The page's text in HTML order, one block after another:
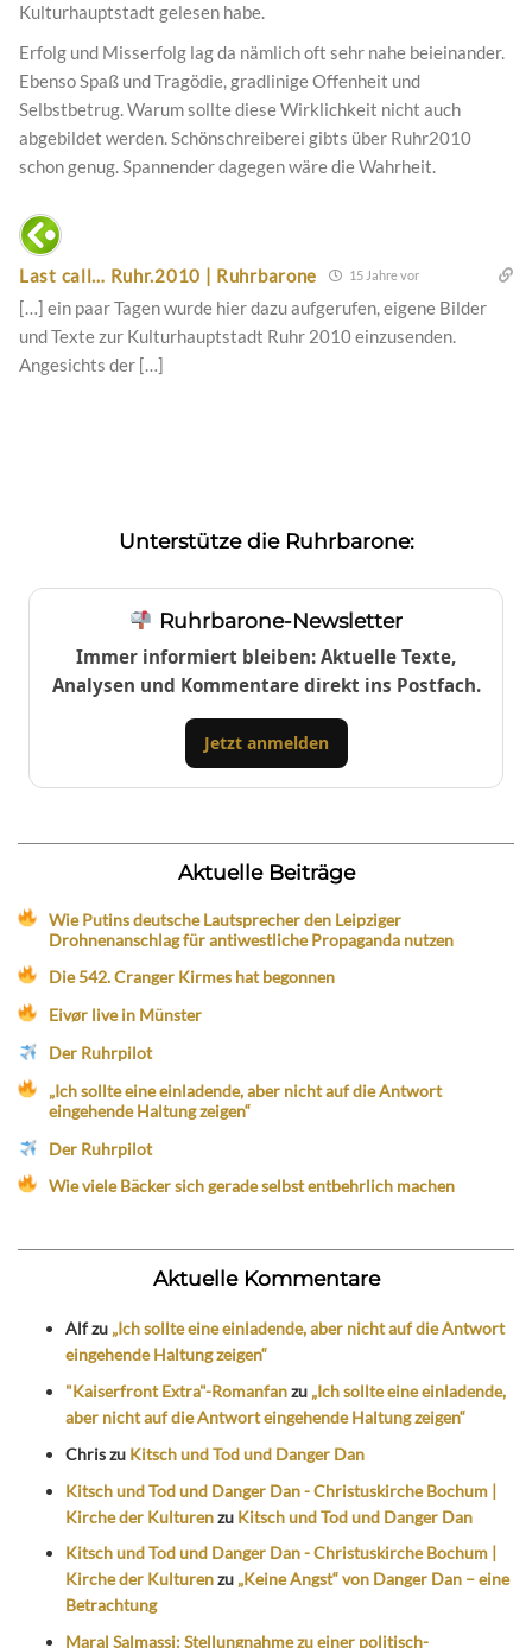
Kulturhauptstadt gelesen habe.
Erfolg und Misserfolg lag da nämlich oft sehr nahe beieinander.
Ebenso Spaß und Tragödie, gradlinige Offenheit und
Selbstbetrug. Warum sollte diese Wirklichkeit nicht auch
abgebildet werden. Schönschreiberei gibts über Ruhr2010
schon genug. Spannender dagegen wäre die Wahrheit.
Last call… Ruhr.2010 | Ruhrbarone 15 Jahre vor
[…] ein paar Tagen wurde hier dazu aufgerufen, eigene Bilder
und Texte zur Kulturhauptstadt Ruhr 2010 einzusenden.
Angesichts der […]
Unterstütze die Ruhrbarone:
Ruhrbarone-Newsletter
Immer informiert bleiben: Aktuelle Texte,
Analysen und Kommentare direkt ins Postfach.
Jetzt anmelden
Aktuelle Beiträge
Wie Putins deutsche Lautsprecher den Leipziger
Drohnenanschlag für antiwestliche Propaganda nutzen
Die 542. Cranger Kirmes hat begonnen
Eivør live in Münster
Der Ruhrpilot
„Ich sollte eine einladende, aber nicht auf die Antwort
eingehende Haltung zeigen“
Der Ruhrpilot
Wie viele Bäcker sich gerade selbst entbehrlich machen
Aktuelle Kommentare
Alfzu „Ich sollte eine einladende, aber nicht auf die Antwort
eingehende Haltung zeigen“
"Kaiserfront Extra"-Romanfanzu „Ich sollte eine einladende,
aber nicht auf die Antwort eingehende Haltung zeigen“
Chriszu Kitsch und Tod und Danger Dan
Kitsch und Tod und Danger Dan - Christuskirche Bochum |
Kirche der Kulturenzu Kitsch und Tod und Danger Dan
Kitsch und Tod und Danger Dan - Christuskirche Bochum |
Kirche der Kulturenzu „Keine Angst“ von Danger Dan – eine
Betrachtung
Maral Salmassi: Stellungnahme zu einer politisch-